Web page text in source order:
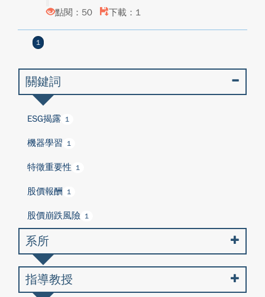
點閱：50
下載：1
1
關鍵詞
ESG揭露 1
機器學習 1
特徵重要性 1
股價報酬 1
股價崩跌風險 1
系所
指導教授